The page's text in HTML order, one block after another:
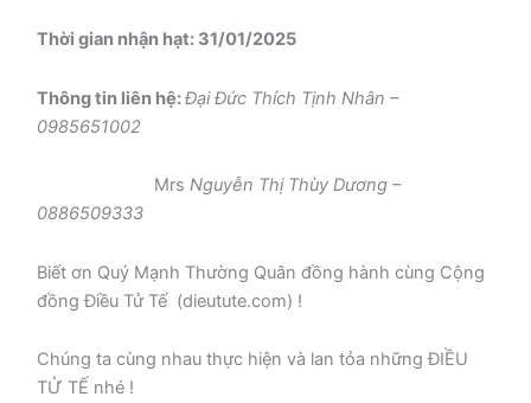
Thời gian nhận hạt: 31/01/2025
Thông tin liên hệ:Đại Đức Thích Tịnh Nhân –
0985651002
Mrs Nguyễn Thị Thùy Dương –
0886509333
Biết ơn Quý Mạnh Thường Quân đồng hành cùng Cộng
đồng Điều Tử Tế (dieutute.com) !
Chúng ta cùng nhau thực hiện và lan tỏa những ĐIỀU
TỬ TẾ nhé !